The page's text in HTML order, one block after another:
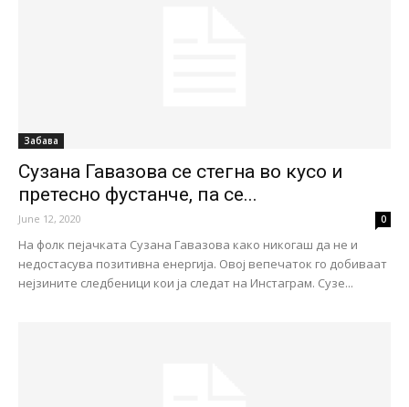
Забава
Сузана Гавазова се стегна во кусо и
претесно фустанче, па се...
June 12, 2020 0
На фолк пејачката Сузана Гавазова како никогаш да не и
недостасува позитивна енергија. Овој вепечаток го добиваат
нејзините следбеници кои ја следат на Инстаграм. Сузе...